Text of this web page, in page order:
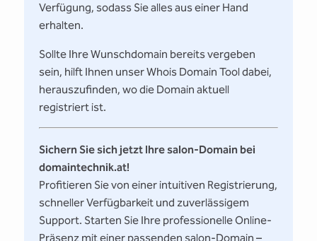
Verfügung, sodass Sie alles aus einer Hand
erhalten.
Sollte Ihre Wunschdomain bereits vergeben
sein, hilft Ihnen unser Whois Domain Tool dabei,
herauszufinden, wo die Domain aktuell
registriert ist.
Sichern Sie sich jetzt Ihre salon-Domain bei
domaintechnik.at!
Profitieren Sie von einer intuitiven Registrierung,
schneller Verfügbarkeit und zuverlässigem
Support. Starten Sie Ihre professionelle Online-
Präsenz mit einer passenden salon-Domain –